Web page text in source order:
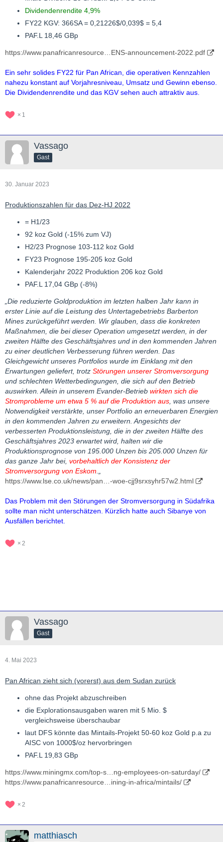
Dividendenrendite 4,9%
FY22 KGV: 366SA = 0,21226$/0,039$ = 5,4
PAF.L 18,46 GBp
https://www.panafricanresource…ENS-announcement-2022.pdf
Ein sehr solides FY22 für Pan African, die operativen Kennzahlen
nahezu konstant auf Vorjahresniveau, Umsatz und Gewinn ebenso.
Die Dividendenrendite und das KGV sehen auch attraktiv aus.
1
Vassago
Gast
30. Januar 2023
Produktionszahlen für das Dez-HJ 2022
= H1/23
92 koz Gold (-15% zum VJ)
H2/23 Prognose 103-112 koz Gold
FY23 Prognose 195-205 koz Gold
Kalenderjahr 2022 Produktion 206 koz Gold
PAF.L 17,04 GBp (-8%)
„Die reduzierte Goldproduktion im letzten halben Jahr kann in
erster Linie auf die Leistung des Untertagebetriebs Barberton
Mines zurückgeführt werden. Wir glauben, dass die konkreten
Maßnahmen, die bei dieser Operation umgesetzt werden, in der
zweiten Hälfte des Geschäftsjahres und in den kommenden Jahren
zu einer deutlichen Verbesserung führen werden. Das
Gleichgewicht unseres Portfolios wurde im Einklang mit den
Erwartungen geliefert, trotz Störungen unserer Stromversorgung
und schlechten Wetterbedingungen, die sich auf den Betrieb
auswirken. Allein in unserem Evander-Betrieb wirkten sich die
Stromprobleme um etwa 5 % auf die Produktion aus , was unsere
Notwendigkeit verstärkte, unser Portfolio an erneuerbaren Energien
in den kommenden Jahren zu erweitern. Angesichts der
verbesserten Produktionsleistung, die in der zweiten Hälfte des
Geschäftsjahres 2023 erwartet wird, halten wir die
Produktionsprognose von 195.000 Unzen bis 205.000 Unzen für
das ganze Jahr bei, vorbehaltlich der Konsistenz der
Stromversorgung von Eskom
https://www.lse.co.uk/news/pan…-woe-cjj9srxsyhr57w2.html
Das Problem mit den Störungen der Stromversorgung in Südafrika
sollte man nicht unterschätzen. Kürzlich hatte auch Sibanye von
Ausfällen berichtet.
2
Vassago
Gast
4. Mai 2023
Pan African zieht sich (vorerst) aus dem Sudan zurück
ohne das Projekt abzuschreiben
die Explorationsausgaben waren mit 5 Mio. $
vergleichsweise überschaubar
laut DFS könnte das Mintails-Projekt 50-60 koz Gold p.a zu
AISC von 1000$/oz hervorbringen
PAF.L 19,83 GBp
https://www.miningmx.com/top-s…ng-employees-on-saturday/
https://www.panafricanresource…ining-in-africa/mintails/
2
matthiasch